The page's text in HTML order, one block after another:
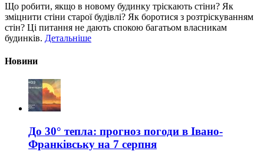
Що робити, якщо в новому будинку тріскають стіни? Як
зміцнити стіни старої будівлі? Як боротися з розтріскуванням
стін? Ці питання не дають спокою багатьом власникам
будинків. Детальніше
Новини
До 30° тепла: прогноз погоди в Івано-
Франківську на 7 серпня